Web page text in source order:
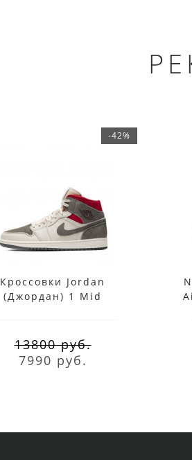
-42%
Кроссовки Jordan
(Джордан) 1 Mid
13800 руб.
7990 руб.